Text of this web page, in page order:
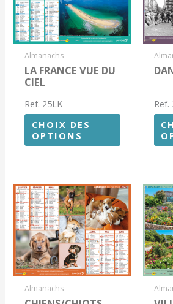
Almanachs
LA FRANCE VUE DU
CIEL
Ref. 25LK
CHOIX DES
OPTIONS
Ref.
Almanachs